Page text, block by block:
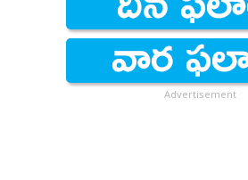
Advertisement